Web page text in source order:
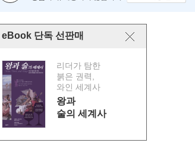
eBook 단독 선판매
리더가 탐한
붉은 권력,
와인 세계사
왕과
술의 세계사